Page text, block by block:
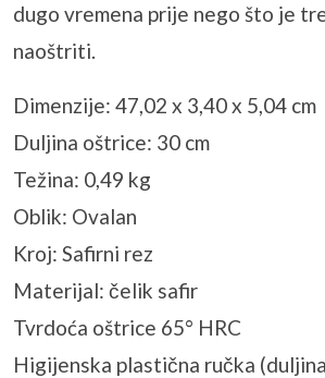
dugo vremena prije nego što je
naoštriti.
Dimenzije: 47,02 x 3,40 x 5,04 cm
Duljina oštrice: 30 cm
Težina: 0,49 kg
Oblik: Ovalan
Kroj: Safirni rez
Materijal: čelik safir
Tvrdoća oštrice 65° HRC
Higijenska plastična ručka